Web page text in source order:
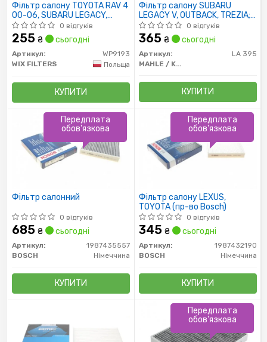
Фільтр салону TOYOTA RAV 4
00-06, SUBARU LEGACY,
OUTBACK 08- вугільний (пр-
во WIX-FILTERS)
0 відгуків
255 ₴ сьогодні
Артикул:
WP9193
WIX FILTERS
Польща
КУПИТИ
Фільтр салону SUBARU
LEGACY V, OUTBACK, TREZIA;
TOYOTA AURIS, AVENSIS
0 відгуків
365 ₴ сьогодні
Артикул:
LA 395
MAHLE / KNECHT
КУПИТИ
Фільтр салонний
0 відгуків
685 ₴ сьогодні
Артикул:
1987435557
BOSCH
Німеччина
КУПИТИ
Передплата
обов'язкова
Фільтр салону LEXUS,
TOYOTA (пр-во Bosch)
0 відгуків
345 ₴ сьогодні
Артикул:
1987432190
BOSCH
Німеччина
КУПИТИ
Передплата
обов'язкова
Передплата
обов'язкова